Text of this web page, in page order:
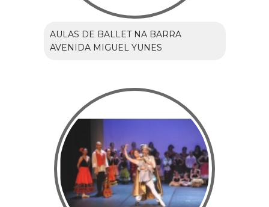
AULAS DE BALLET NA BARRA
AVENIDA MIGUEL YUNES